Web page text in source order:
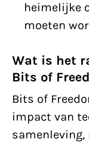
heimelijke
moeten
Wat is het
Bits of
Bits of
impact van
samenleving,